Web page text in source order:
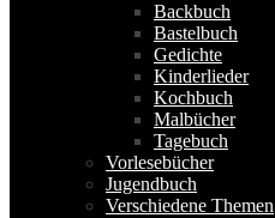
Backbuch
Bastelbuch
Gedichte
Kinderlieder
Kochbuch
Malbücher
Tagebuch
Vorlesebücher
Jugendbuch
Verschiedene Themen